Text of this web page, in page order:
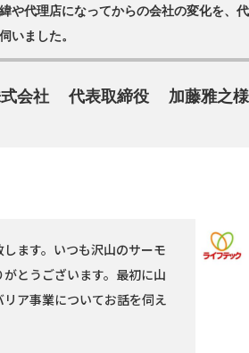
や代理店になってからの会社の変化を、代
いました。
会社 代表取締役 加藤雅之様
ます。いつも沢山のサーモ
とうございます。最初に山
ア事業についてお話を伺え